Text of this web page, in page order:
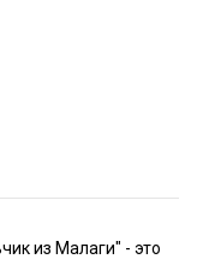
из Малаги" - это